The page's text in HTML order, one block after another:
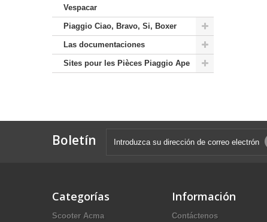
Vespacar
Piaggio Ciao, Bravo, Si, Boxer
Las documentaciones
Sites pour les Pièces Piaggio Ape
Boletín
Categorías
Scooter Acma
Información
Contáctenos